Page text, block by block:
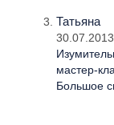
Татьяна
мастер-
Большое